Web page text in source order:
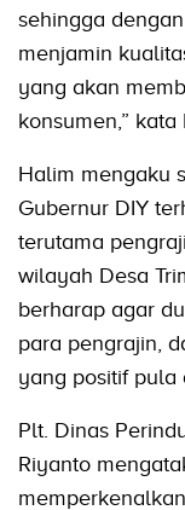
sehingga
menjamin
yang akan
konsumen,” kata
Halim mengaku
Gubernur DIY
terutama
wilayah Desa
berharap agar
para pengrajin,
yang positif pula
Plt. Dinas
Riyanto